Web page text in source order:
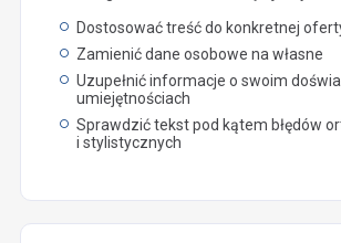
Dostosować treść do konkretnej
Zamienić dane osobowe na własne
Uzupełnić informacje o swoim
umiejętnościach
Sprawdzić tekst pod kątem błędów
i stylistycznych